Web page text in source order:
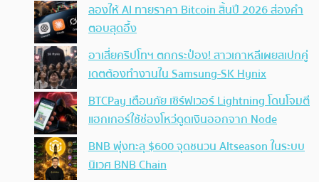
ลองให้ AI ทายราคา Bitcoin สิ้นปี 2026 ส่องคำ
ตอบสุดอึ้ง
อาเสี่ยคริปโทฯ ตกกระป๋อง! สาวเกาหลีเผยสเปกคู่
เดตต้องทำงานใน Samsung-SK Hynix
BTCPay เตือนภัย เซิร์ฟเวอร์ Lightning โดนโจมตี
แฮกเกอร์ใช้ช่องโหว่ดูดเงินออกจาก Node
BNB พุ่งทะลุ $600 จุดชนวน Altseason ในระบบ
นิเวศ BNB Chain